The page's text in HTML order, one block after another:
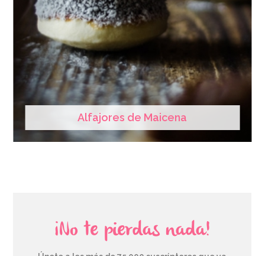
Alfajores de Maicena
¡No te pierdas nada!